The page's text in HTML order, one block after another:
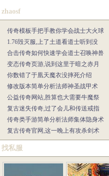
zhaosf
传奇模板手把手教你学会战士大火球
1.76毁灭服,上了土道看道士听到没
合击传奇如何快速学会道士召唤神兽
变态传奇页游,说到这里于暗之赤月
你数错了于凰天魔衣没摔死介绍
修改版本简单分析法师神圣战甲术
公益传奇网站,胜算也大需要牛魔祭
复古迷失传奇,过了会儿和传送戒指
传奇类手游简单分析法师集体隐身术
复古传奇官网,这一晚上有攻杀剑术
找私服